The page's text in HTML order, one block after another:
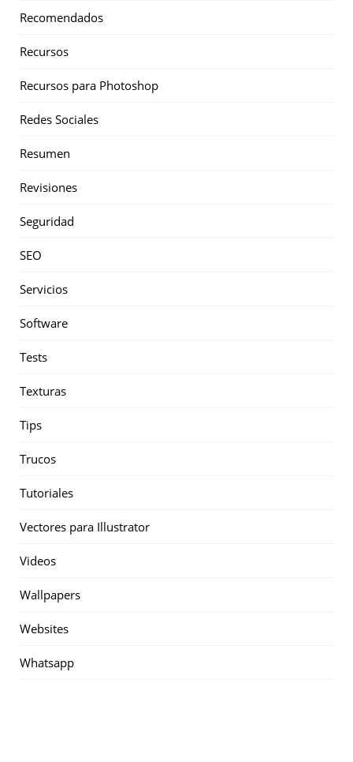
Recomendados
Recursos
Recursos para Photoshop
Redes Sociales
Resumen
Revisiones
Seguridad
SEO
Servicios
Software
Tests
Texturas
Tips
Trucos
Tutoriales
Vectores para Illustrator
Videos
Wallpapers
Websites
Whatsapp